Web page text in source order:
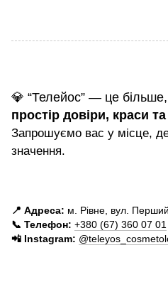
💎 “Телейос” — це більше,
простір довіри, краси
Запрошуємо вас у місце,
значення.
📍 Адреса: м. Рівне, вул.
📞 Телефон: +380 (67) 360 07 01
📲 Instagram: